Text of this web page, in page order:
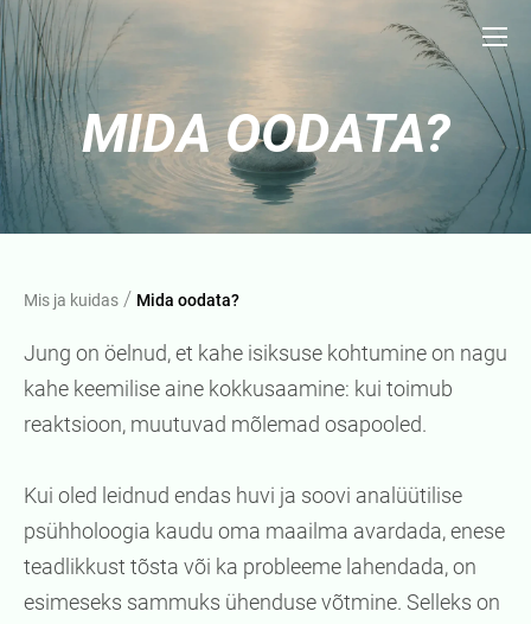
MIDA OODATA?
Mis ja kuidas / Mida oodata?
Jung on öelnud, et kahe isiksuse kohtumine on nagu
kahe keemilise aine kokkusaamine: kui toimub
reaktsioon, muutuvad mõlemad osapooled.
Kui oled leidnud endas huvi ja soovi analüütilise
psühholoogia kaudu oma maailma avardada, enese
teadlikkust tõsta või ka probleeme lahendada, on
esimeseks sammuks ühenduse võtmine. Selleks on